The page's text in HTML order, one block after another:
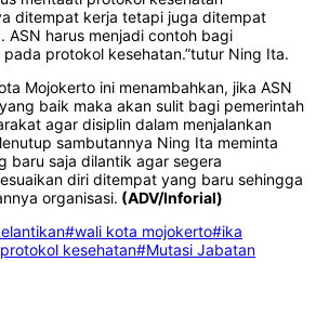
ditempat kerja tetapi juga ditempat
ASN harus menjadi contoh bagi
protokol kesehatan.”tutur Ning Ita.
Mojokerto ini menambahkan, jika ASN
baik maka akan sulit bagi pemerintah
agar disiplin dalam menjalankan
sambutannya Ning Ita meminta
baru saja dilantik agar segera
diri ditempat yang baru sehingga
organisasi. (ADV/Inforial)
#wali kota mojokerto#ika
kesehatan#Mutasi Jabatan